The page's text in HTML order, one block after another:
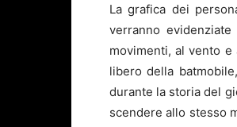
La grafica dei
verranno
movimenti, al vento
libero della batmobile
durante la storia del
scendere allo stesso